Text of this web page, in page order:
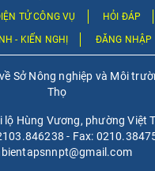
TỬ CÔNG VỤ HỎI ĐÁP
- KIẾN NGHỊ ĐĂNG NHẬP
Sở Nông nghiệp và Môi
Thọ
lộ Hùng Vương, phường Việt
- Fax: